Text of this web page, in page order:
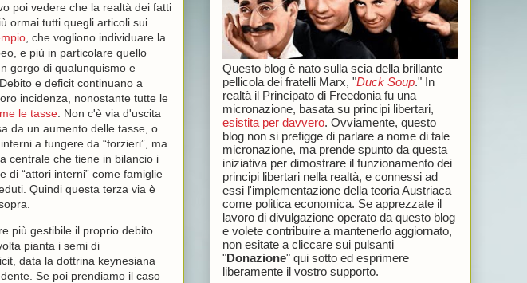
poi vedere che la realtà dei fatti
ormai tutti quegli articoli sui
, che vogliono individuare la
e più in particolare quello
gorgo di qualunquismo e
e deficit continuano a
incidenza, nonostante tutte le
le tasse. Non c'è via d'uscita
da un aumento delle tasse, o
a fungere da “forzieri”, ma
centrale che tiene in bilancio i
di “attori interni” come famiglie
Quindi questa terza via è
più gestibile il proprio debito
pianta i semi di
data la dottrina keynesiana
Se poi prendiamo il caso
Questo blog è nato sulla scia della brillante
pellicola dei fratelli Marx, "Duck Soup." In
realtà il Principato di Freedonia fu una
micronazione, basata su principi libertari,
esistita per davvero. Ovviamente, questo
blog non si prefigge di parlare a nome di tale
micronazione, ma prende spunto da questa
iniziativa per dimostrare il funzionamento dei
principi libertari nella realtà, e connessi ad
essi l'implementazione della teoria Austriaca
come politica economica. Se apprezzate il
lavoro di divulgazione operato da questo blog
e volete contribuire a mantenerlo aggiornato,
non esitate a cliccare sui pulsanti
"Donazione" qui sotto ed esprimere
liberamente il vostro supporto.